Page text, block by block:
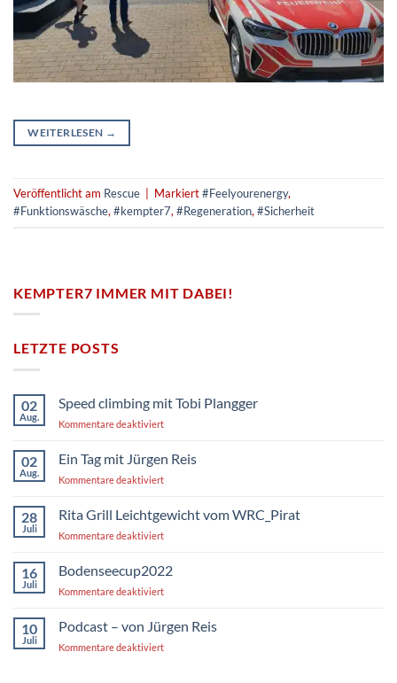
WEITERLESEN →
Veröffentlicht am Rescue Markiert#Feelyourenergy,
#Funktionswäsche, #kempter7, #Regeneration, #Sicherheit
KEMPTER7 IMMER MIT DABEI!
LETZTE POSTS
02
Aug.
Speed climbing mit Tobi Plangger
Kommentare deaktiviertfür
climbing
mit
Tobi
02
Aug.
Ein Tag mit Jürgen Reis
Kommentare deaktiviertfür
mit
Jürgen
28
Juli
Rita Grill Leichtgewicht vom WRC_Pirat
Kommentare deaktiviertfür
Grill
Leichtgewicht
vom
16
Juli
Bodenseecup2022
Kommentare deaktiviertfür
10
Juli
Podcast – von Jürgen Reis
Kommentare deaktiviertfür